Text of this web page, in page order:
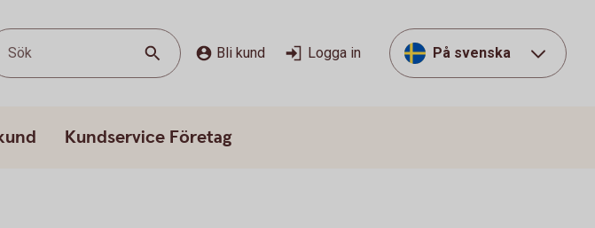
Sök Bli kund Logga in På svenska
Kundservice Företag